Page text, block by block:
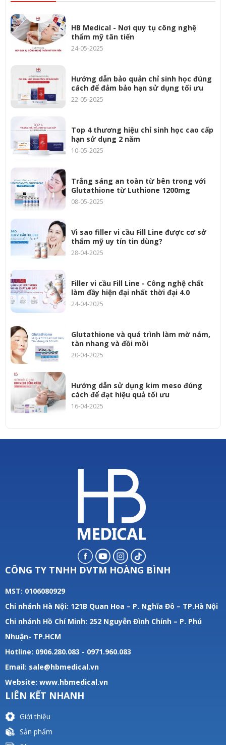
HB Medical - Nơi quy tụ công nghệ
thẩm mỹ tân tiến
24-05-2025
Hướng dẫn bảo quản chỉ sinh học đúng
cách để đảm bảo hạn sử dụng tối ưu
22-05-2025
Top 4 thương hiệu chỉ sinh học cao cấp
hạn sử dụng 2 năm
10-05-2025
Trắng sáng an toàn từ bên trong với
Glutathione từ Luthione 1200mg
08-05-2025
Vì sao filler vi cầu Fill Line được cơ sở
thẩm mỹ uy tín tin dùng?
28-04-2025
Filler vi cầu Fill Line - Công nghệ chất
làm đầy hiện đại nhất thời đại 4.0
24-04-2025
Glutathione và quá trình làm mờ nám,
tàn nhang và đồi mồi
20-04-2025
Hướng dẫn sử dụng kim meso đúng
cách để đạt hiệu quả tối ưu
16-04-2025
CÔNG TY TNHH DVTM HOÀNG BÌNH
MST: 0106080929
Chi nhánh Hà Nội: 121B Quan Hoa – P. Nghĩa Đô – TP.Hà Nội
Chi nhánh Hồ Chí Minh: 252 Nguyễn Đình Chính – P. Phú
Nhuận- TP.HCM
Hotline: 0906.280.083 - 0971.960.083
Email: sale@hbmedical.vn
Website: www.hbmedical.vn
LIÊN KẾT NHANH
Giới thiệu
Sản phẩm